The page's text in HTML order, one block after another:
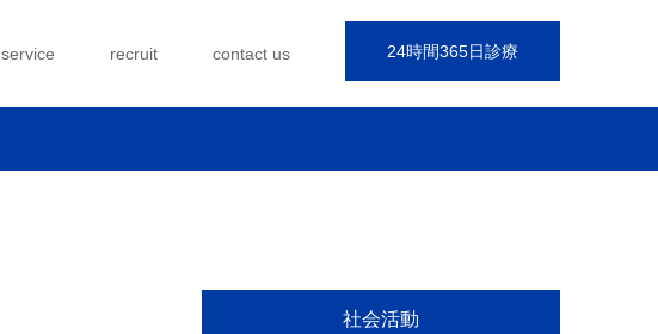
24時間365日診療
service recruit contact us
社会活動